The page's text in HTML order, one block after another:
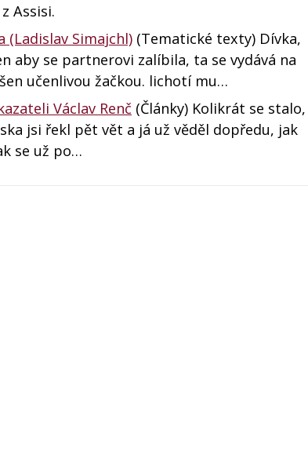
Assisi.
(Ladislav Simajchl) (Tematické texty) Dívka,
aby se partnerovi zalíbila, ta se vydává na
učenlivou žačkou. lichotí mu…
Václav Renč (Články) Kolikrát se stalo,
jsi řekl pět vět a já už věděl dopředu, jak
se už po…